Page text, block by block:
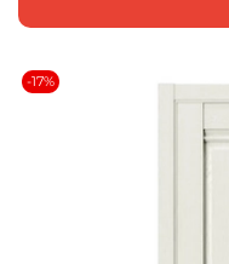
-17%